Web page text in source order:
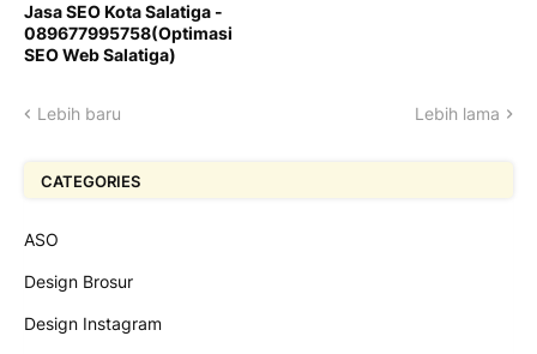
Jasa SEO Kota Salatiga -
089677995758(Optimasi
SEO Web Salatiga)
Lebih baru Lebih lama
CATEGORIES
ASO
Design Brosur
Design Instagram